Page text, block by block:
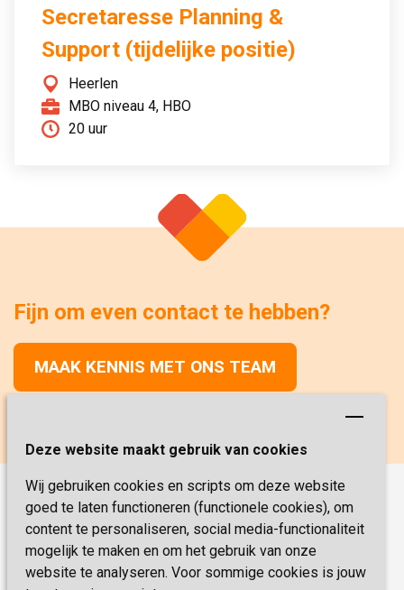
Deze website maakt gebruik van cookies
Wij gebruiken cookies en scripts om deze website
goed te laten functioneren (functionele cookies), om
content te personaliseren, social media-functionaliteit
mogelijk te maken en om het gebruik van onze
website te analyseren. Voor sommige cookies is jouw
Secretaresse Planning &
Support (tijdelijke positie)
Heerlen
MBO niveau 4, HBO
20 uur
Onze functies
Verpleegkunde
Verzorging
Vacatures
Fijn om even contact te hebben?
MAAK KENNIS MET ONS TEAM